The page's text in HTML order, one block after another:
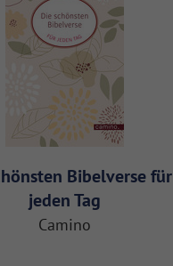
Bibelverse für
jeden Tag
Camino